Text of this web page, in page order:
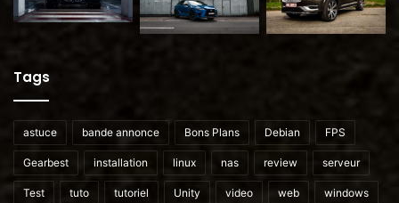
Tags
astuce bande annonce Bons Plans Debian FPS
Gearbest installation linux nas review serveur
Test tuto tutoriel Unity video web windows